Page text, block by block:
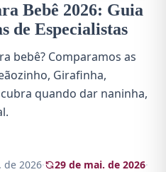
Bebê 2026: Guia
de Especialistas
bebê? Comparamos as
Girafinha,
quando dar naninha,
de 2026· 29 de mai. de 2026·